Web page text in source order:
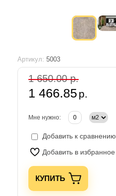
Артикул: 5003
1 650.00 р.
1 466.85 р.
Мне нужно:
Добавить к сравнению
Добавить в избранное
КУПИТЬ